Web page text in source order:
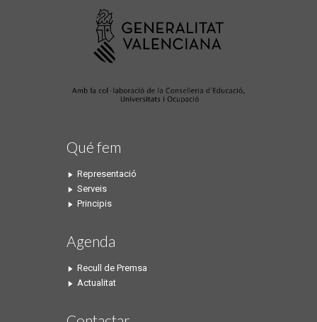
Qué fem
Representació
Serveis
Principis
Agenda
Recull de Premsa
Actualitat